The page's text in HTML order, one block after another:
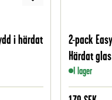
i härdat
2-pack
Härdat
I lager